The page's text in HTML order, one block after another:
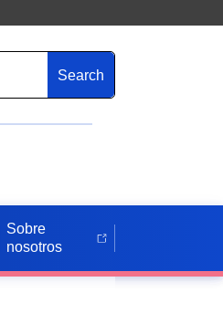
Search
Sobre
nosotros